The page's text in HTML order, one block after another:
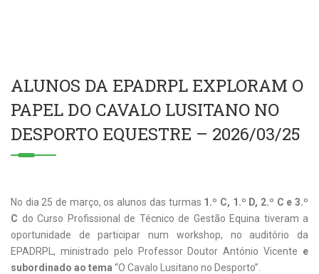
ALUNOS DA EPADRPL EXPLORAM O
PAPEL DO CAVALO LUSITANO NO
DESPORTO EQUESTRE – 2026/03/25
No dia 25 de março, os alunos das turmas 1.º C, 1.º D, 2.º C e 3.º
C do Curso Profissional de Técnico de Gestão Equina tiveram a
oportunidade de participar num workshop, no auditório da
EPADRPL, ministrado pelo Professor Doutor António Vicente e
subordinado ao tema “O Cavalo Lusitano no Desporto”.